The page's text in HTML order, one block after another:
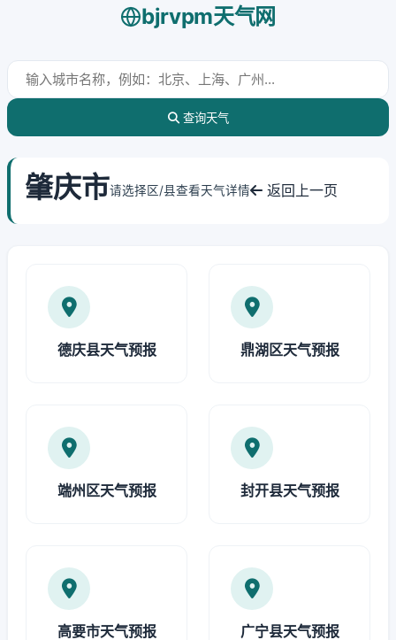
bjrvpm天气网
查询天气
肇庆市请选择区/县查看天气详情 返回上一页
德庆县天气预报 鼎湖区天气预报
端州区天气预报 封开县天气预报
高要市天气预报 广宁县天气预报